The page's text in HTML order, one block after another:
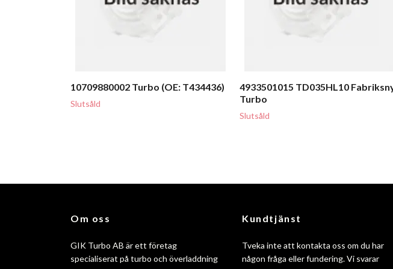
10709880002 Turbo (OE: T434436)
Slutsåld
4933501015 TD035HL10
Turbo
Slutsåld
Om oss
GIK Turbo AB är ett företag
specialiserat på turbo och överladdning
Kundtjänst
Tveka inte att kontakta oss om du har
någon fråga eller fundering. Vi svarar